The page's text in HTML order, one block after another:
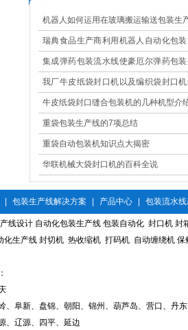
机器人如何运用在玻璃搬运输送包装生
瑞典食品生产商利用机器人自动化包
现高效改造
集成弹药包装流水线使豪厄尔弹药包
更安全
我厂牛皮纸袋封口机以及编织袋封口
果大展示
牛皮纸袋封口缝合包装机的几种机型介
重袋包装生产线的7项总结
重袋自动包装机知识点大揭密
华联机械大袋封口机的百科全说
包装生产线解决方案 产品中心 包装流水
线设计 自动化包装生产线 包装自动化 封口机 封
化生产线 封切机 热收缩机 打码机 自动缠绕机 保
、阜新、盘锦、朝阳、锦州、葫芦岛、营口、丹东
、辽源、四平、延边